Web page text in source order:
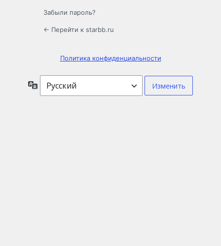
Забыли пароль?
← Перейти к starbb.ru
Политика конфиденциальности
Язык